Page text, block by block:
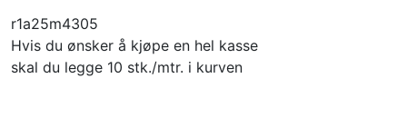
r1a25m4305
Hvis du ønsker å kjøpe en hel kasse
skal du legge 10 stk./mtr. i kurven